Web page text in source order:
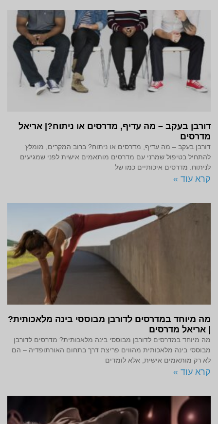
דורבן בעקב – מה עדיף, מדרסים או ניתוח?| אריאל
מדרסים
דורבן בעקב – מה עדיף, מדרסים או ניתוח? ברוב המקרים, מומלץ
להתחיל בטיפול שמרני עם מדרסים מותאמים אישית לפני שמגיעים
לניתוח. מדרסים איכותיים כמו של
קרא עוד »
מה מיוחד במדרסים לדורבן מבוססי בינה מלאכותית?
| אריאל מדרסים
מה מיוחד במדרסים לדורבן מבוססי בינה מלאכותית? מדרסים לדורבן
מבוססי בינה מלאכותית מהווים פריצת דרך בתחום האורתופדיה – הם
לא רק מותאמים אישית, אלא לומדים
קרא עוד »